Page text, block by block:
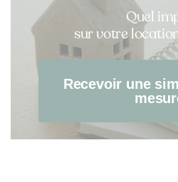
Quel
sur votre
Recevoir une